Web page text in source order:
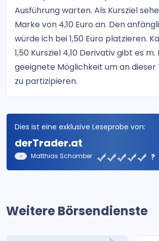
Ausführung warten. Als Kursziel
Marke von 4,10 Euro an. Den
würde ich bei 1,50 Euro platzieren.
1,50 Kursziel 4,10 Derivativ gibt es m.
geeignete Möglichkeit um an dieser
zu partizipieren.
Dies ist eine exklusive Leseprobe von:
derTrader.at
Matthias Schomber ?
Weitere Börsendienste